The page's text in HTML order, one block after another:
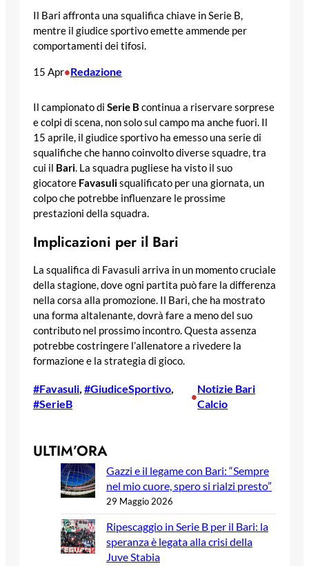
Il Bari affronta una squalifica chiave in Serie B,
mentre il giudice sportivo emette ammende per
comportamenti dei tifosi.
15 Apr•Redazione
Il campionato di Serie B continua a riservare sorprese
e colpi di scena, non solo sul campo ma anche fuori. Il
15 aprile, il giudice sportivo ha emesso una serie di
squalifiche che hanno coinvolto diverse squadre, tra
cui il Bari. La squadra pugliese ha visto il suo
giocatore Favasulisqualificato per una giornata, un
colpo che potrebbe influenzare le prossime
prestazioni della squadra.
Implicazioni per il Bari
La squalifica di Favasuli arriva in un momento cruciale
della stagione, dove ogni partita può fare la differenza
nella corsa alla promozione. Il Bari, che ha mostrato
una forma altalenante, dovrà fare a meno del suo
contributo nel prossimo incontro. Questa assenza
potrebbe costringere l’allenatore a rivedere la
formazione e la strategia di gioco.
#Favasuli, #GiudiceSportivo
#SerieB
•
Notizie Bari
Calcio
ULTIM’ORA
Gazzi e il legame con Bari: “Sempre
nel mio cuore, spero si rialzi presto”
29 Maggio 2026
Ripescaggio in Serie B per il Bari: la
speranza è legata alla crisi della
Juve Stabia